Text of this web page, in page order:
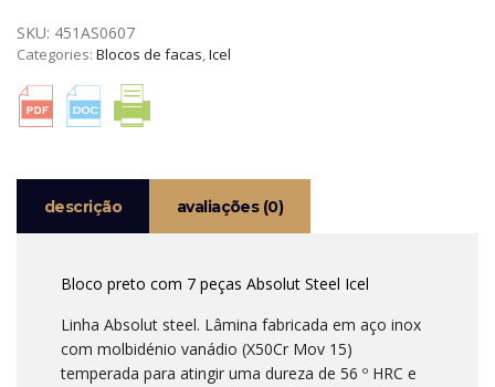
COM
7
ABSOLUT
STEEL
SKU: 451AS0607
Categories: Blocos de facas,Icel
descrição avaliações (0)
Bloco preto com 7 peças Absolut Steel Icel
Linha Absolut steel. Lâmina fabricada em aço inox
com molbidénio vanádio (X50Cr Mov 15)
temperada para atingir uma dureza de 56 º HRC e